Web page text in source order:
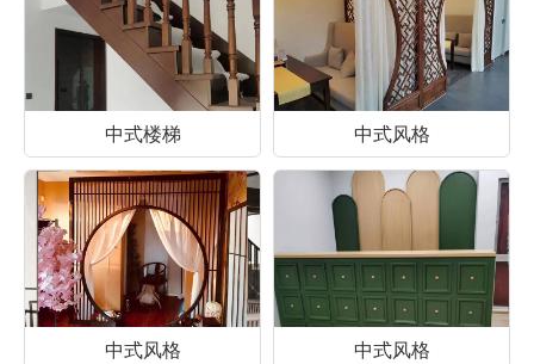
中式楼梯 中式风格
中式风格 中式风格